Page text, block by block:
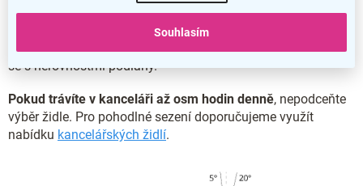
Souhlasím
Stůl je vybaven nastavitelnými nožkami, díky kterým můžete
změnit jeho výšku až o 10 mm a přizpůsobit si jej k vlastní
postavě. Nastavitelné nožky vám také pomohou vypořádat
se s nerovnostmi podlahy.
Pokud trávíte v kanceláři až osm hodin denně, nepodceňte
výběr židle. Pro pohodlné sezení doporučujeme využít
nabídku kancelářských židlí.